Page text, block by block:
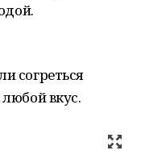
согреться
вкус.